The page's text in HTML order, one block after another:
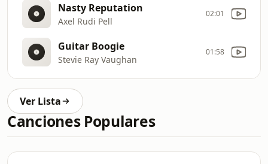
Nasty Reputation
Axel Rudi Pell
02:01
Guitar Boogie
Stevie Ray Vaughan
01:58
Ver Lista
Canciones Populares